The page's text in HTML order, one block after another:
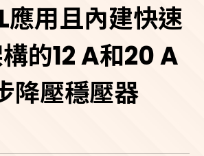
應用且內建快速
的12 A和20 A
降壓穩壓器